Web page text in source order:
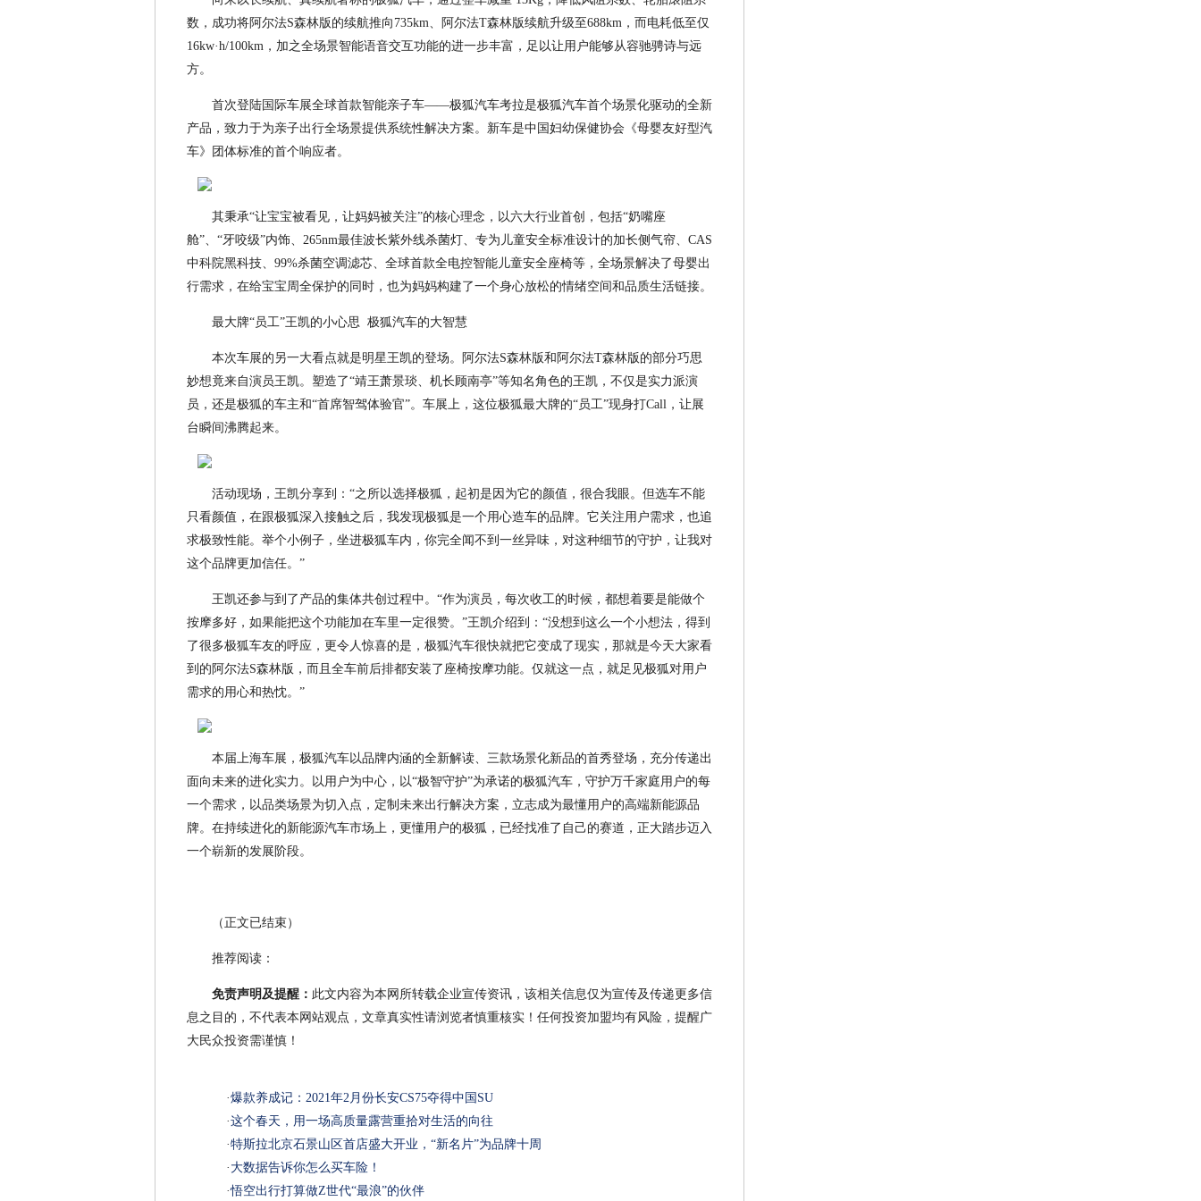
数，成功将阿尔法S森林版的续航推向735km、阿尔法T森林版续航升级至688km，而电耗低至仅
16kw·h/100km，加之全场景智能语音交互功能的进一步丰富，足以让用户能够从容驰骋诗与远
方。
首次登陆国际车展全球首款智能亲子车——极狐汽车考拉是极狐汽车首个场景化驱动的全新
产品，致力于为亲子出行全场景提供系统性解决方案。新车是中国妇幼保健协会《母婴友好型汽
车》团体标准的首个响应者。
其秉承“让宝宝被看见，让妈妈被关注”的核心理念，以六大行业首创，包括“奶嘴座
舱”、“牙咬级”内饰、265nm最佳波长紫外线杀菌灯、专为儿童安全标准设计的加长侧气帘、CAS
中科院黑科技、99%杀菌空调滤芯、全球首款全电控智能儿童安全座椅等，全场景解决了母婴出
行需求，在给宝宝周全保护的同时，也为妈妈构建了一个身心放松的情绪空间和品质生活链接。
最大牌“员工”王凯的小心思 极狐汽车的大智慧
本次车展的另一大看点就是明星王凯的登场。阿尔法S森林版和阿尔法T森林版的部分巧思
妙想竟来自演员王凯。塑造了“靖王萧景琰、机长顾南亭”等知名角色的王凯，不仅是实力派演
员，还是极狐的车主和“首席智驾体验官”。车展上，这位极狐最大牌的“员工”现身打Call，让展
台瞬间沸腾起来。
活动现场，王凯分享到：“之所以选择极狐，起初是因为它的颜值，很合我眼。但选车不能
只看颜值，在跟极狐深入接触之后，我发现极狐是一个用心造车的品牌。它关注用户需求，也追
求极致性能。举个小例子，坐进极狐车内，你完全闻不到一丝异味，对这种细节的守护，让我对
这个品牌更加信任。”
王凯还参与到了产品的集体共创过程中。“作为演员，每次收工的时候，都想着要是能做个
按摩多好，如果能把这个功能加在车里一定很赞。”王凯介绍到：“没想到这么一个小想法，得到
了很多极狐车友的呼应，更令人惊喜的是，极狐汽车很快就把它变成了现实，那就是今天大家看
到的阿尔法S森林版，而且全车前后排都安装了座椅按摩功能。仅就这一点，就足见极狐对用户
需求的用心和热忱。”
本届上海车展，极狐汽车以品牌内涵的全新解读、三款场景化新品的首秀登场，充分传递出
面向未来的进化实力。以用户为中心，以“极智守护”为承诺的极狐汽车，守护万千家庭用户的每
一个需求，以品类场景为切入点，定制未来出行解决方案，立志成为最懂用户的高端新能源品
牌。在持续进化的新能源汽车市场上，更懂用户的极狐，已经找准了自己的赛道，正大踏步迈入
一个崭新的发展阶段。
（正文已结束）
推荐阅读：
免责声明及提醒： 此文内容为本网所转载企业宣传资讯，该相关信息仅为宣传及传递更多信
息之目的，不代表本网站观点，文章真实性请浏览者慎重核实！任何投资加盟均有风险，提醒广
大民众投资需谨慎！
·爆款养成记：2021年2月份长安CS75夺得中国SU
·这个春天，用一场高质量露营重拾对生活的向往
·特斯拉北京石景山区首店盛大开业，“新名片”为品牌十周
· 大数据告诉你怎么买车险！
·悟空出行打算做Z世代“最浪”的伙伴